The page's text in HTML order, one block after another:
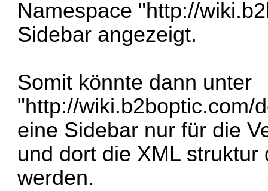
Namespace "http://
Sidebar angezeigt.
Somit könnte dann unter
"http://wiki.b2boptic.com/
eine Sidebar nur für die
und dort die XML
werden.